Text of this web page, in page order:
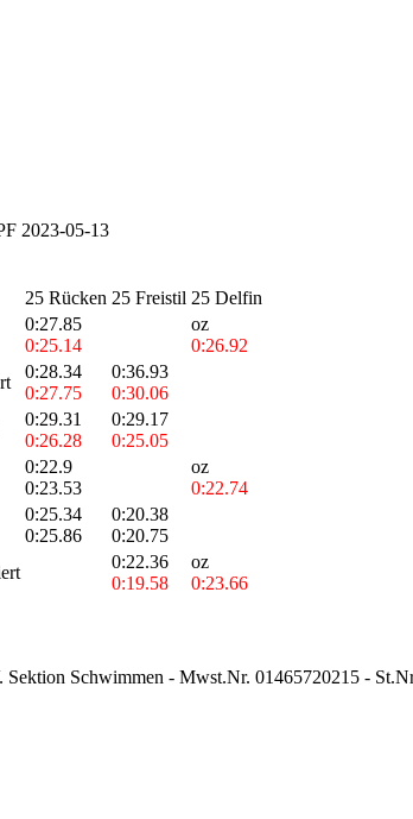
2023-05-13
25 Rücken 25 Freistil 25 Delfin
0:27.85
0:25.14
oz
0:26.92
0:28.34
0:27.75
0:36.93
0:30.06
0:29.31
0:26.28
0:29.17
0:25.05
0:22.9
0:23.53
oz
0:22.74
0:25.34
0:25.86
0:20.38
0:20.75
0:22.36
0:19.58
oz
0:23.66
Schwimmen - Mwst.Nr. 01465720215 -